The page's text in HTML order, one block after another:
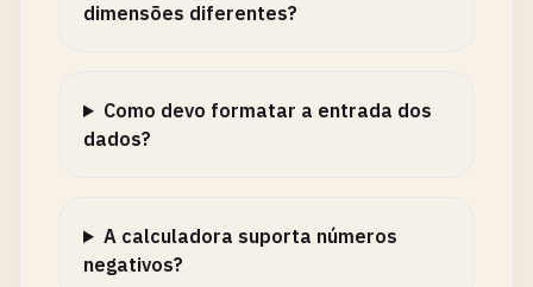
dimensões diferentes?
Como devo formatar a entrada dos
dados?
A calculadora suporta números
negativos?